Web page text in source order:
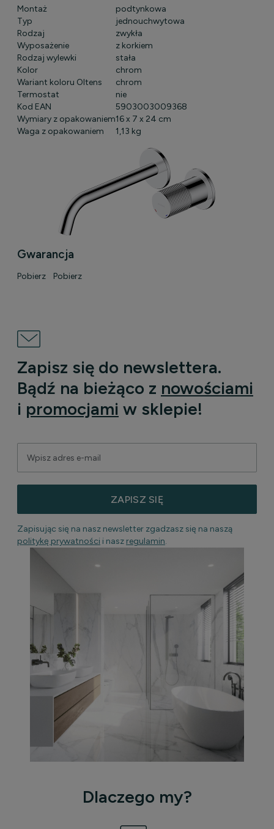
Montaż
podtynkowa
Typ
jednouchwytowa
Rodzaj
zwykła
Wyposażenie
z korkiem
Rodzaj wylewki
stała
Kolor
chrom
Wariant koloru Oltens
chrom
Termostat
nie
Kod EAN
5903003009368
Wymiary z opakowaniem16 x 7 x 24 cm
Waga z opakowaniem
1,13 kg
Gwarancja
Pobierz Pobierz
Zapisz się do newslettera.
Bądź na bieżąco z nowościami
i promocjami w sklepie!
ZAPISZ SIĘ
Zapisując się na nasz newsletter zgadzasz się na naszą
politykę prywatności i nasz regulamin.
Dlaczego my?